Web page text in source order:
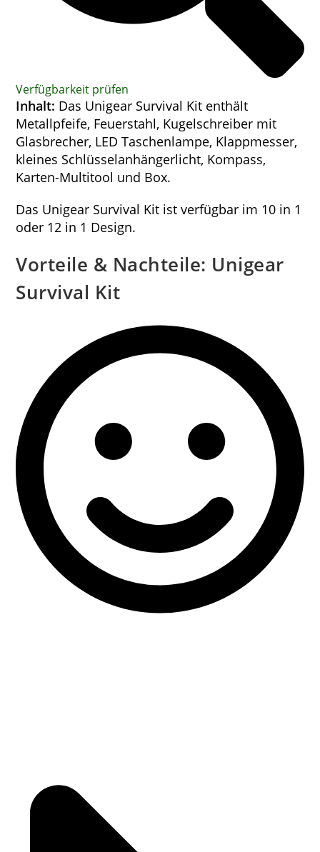
Verfügbarkeit prüfen
Inhalt: Das Unigear Survival Kit enthält
Metallpfeife, Feuerstahl, Kugelschreiber mit
Glasbrecher, LED Taschenlampe, Klappmesser,
kleines Schlüsselanhängerlicht, Kompass,
Karten-Multitool und Box.
Das Unigear Survival Kit ist verfügbar im 10 in 1
oder 12 in 1 Design.
Vorteile & Nachteile: Unigear
Survival Kit